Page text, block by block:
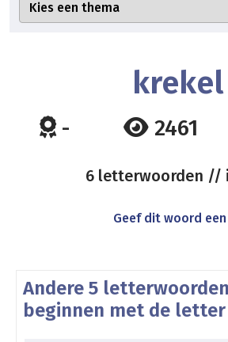
krekel
- 2461
6 letterwoorden //
Geef dit woord een
Andere 5
beginnen met de